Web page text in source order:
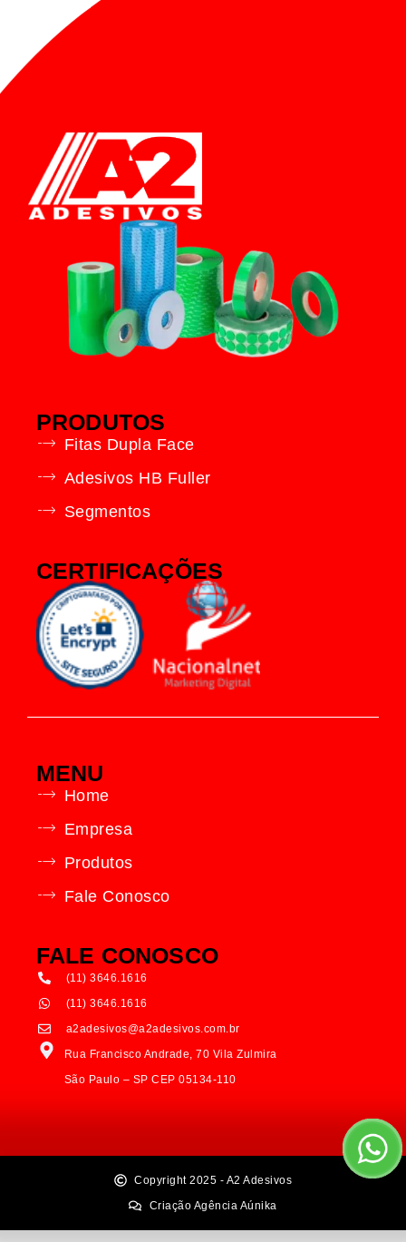
PRODUTOS
Fitas Dupla Face
Adesivos HB Fuller
Segmentos
CERTIFICAÇÕES
MENU
Home
Empresa
Produtos
Fale Conosco
FALE CONOSCO
(11) 3646.1616
(11) 3646.1616
a2adesivos@a2adesivos.com.br
Rua Francisco Andrade, 70 Vila Zulmira
São Paulo – SP CEP 05134-110
Copyright 2025 - A2 Adesivos
Criação Agência Aúnika